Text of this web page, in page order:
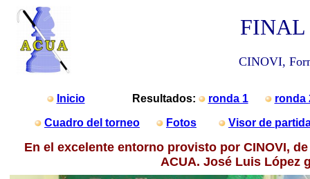
FINAL
CINOVI,
InicioResultados: ronda 1 ronda
Cuadro del torneo Fotos Visor de
En el excelente entorno provisto por CINOVI,
ACUA. José Luis López